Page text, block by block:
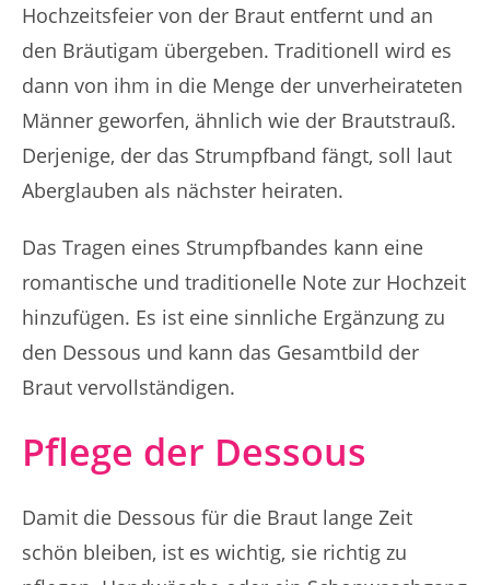
Hochzeitsfeier von der Braut entfernt und an
den Bräutigam übergeben. Traditionell wird es
dann von ihm in die Menge der unverheirateten
Männer geworfen, ähnlich wie der Brautstrauß.
Derjenige, der das Strumpfband fängt, soll laut
Aberglauben als nächster heiraten.
Das Tragen eines Strumpfbandes kann eine
romantische und traditionelle Note zur Hochzeit
hinzufügen. Es ist eine sinnliche Ergänzung zu
den Dessous und kann das Gesamtbild der
Braut vervollständigen.
Pflege der Dessous
Damit die Dessous für die Braut lange Zeit
schön bleiben, ist es wichtig, sie richtig zu